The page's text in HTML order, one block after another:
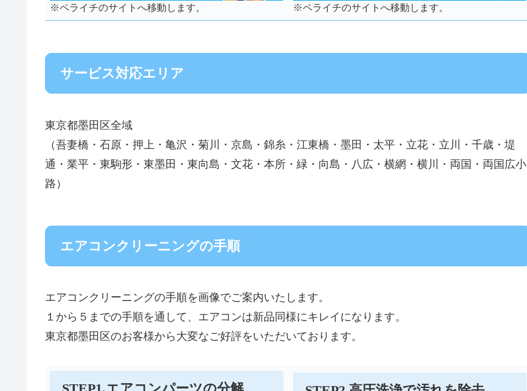
※ペライチのサイトへ移動します。 ※ペライチのサイトへ移動します。
サービス対応エリア
東京都墨田区全域
（吾妻橋・石原・押上・亀沢・菊川・京島・錦糸・江東橋・墨田・太平・立花・立川・千歳・堤
通・業平・東駒形・東墨田・東向島・文花・本所・緑・向島・八広・横網・横川・両国・両国広小
路）
エアコンクリーニングの手順
エアコンクリーニングの手順を画像でご案内いたします。
１から５までの手順を通して、エアコンは新品同様にキレイになります。
東京都墨田区のお客様から大変なご好評をいただいております。